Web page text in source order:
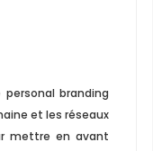
branding
et les réseaux
mettre en avant